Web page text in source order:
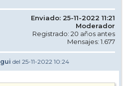
Enviado: 25-11-2022 11:21
Moderador
Registrado: 20 años antes
Mensajes: 1.677
del 25-11-2022 10:24